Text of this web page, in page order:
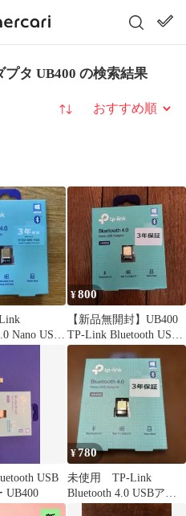
タ UB400 の検索結果
並び替え
Nano USB
¥800
【新品無開封】UB400
TP-Link Bluetooth USB
アダプター
USB
UB400
¥780
未使用 TP-Link
Bluetooth 4.0 USBアダ
プター UB400